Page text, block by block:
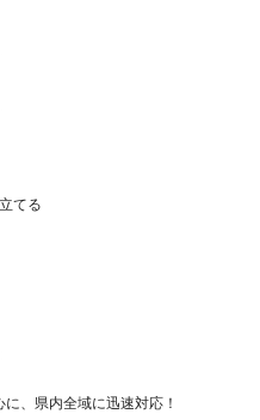
てる
、県内全域に迅速対応！